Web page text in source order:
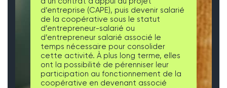
d’entreprise (CAPE), puis devenir salarié
de la coopérative sous le statut
d’entrepreneur-salarié ou
d’entrepreneur salarié associé le
temps nécessaire pour consolider
cette activité. À plus long terme, elles
ont la possibilité de pérenniser leur
participation au fonctionnement de la
coopérative en devenant associé